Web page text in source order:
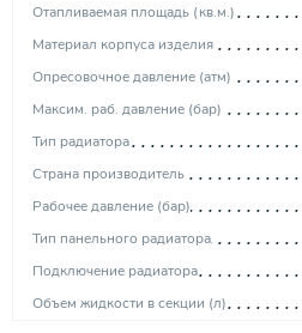
Отапливаемая площадь (кв.м.)
Материал корпуса изделия
Опресовочное давление (атм)
Максим. раб. давление (бар)
Тип радиатора
Страна производитель
Рабочее давление (бар)
Тип панельного радиатора
Подключение радиатора
Объем жидкости в секции (л)